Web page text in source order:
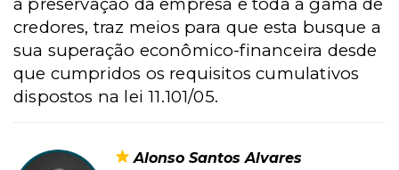
credores, traz meios para que esta busque a
sua superação econômico-financeira desde
que cumpridos os requisitos cumulativos
dispostos na lei 11.101/05.
Alonso Santos Alvares